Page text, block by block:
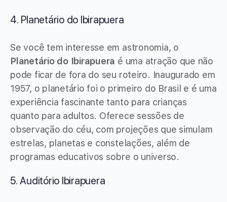
4. Planetário do Ibirapuera
Se você tem interesse em astronomia, o
Planetário do Ibirapuera é uma atração que não
pode ficar de fora do seu roteiro. Inaugurado em
1957, o planetário foi o primeiro do Brasil e é uma
experiência fascinante tanto para crianças
quanto para adultos. Oferece sessões de
observação do céu, com projeções que simulam
estrelas, planetas e constelações, além de
programas educativos sobre o universo.
5. Auditório Ibirapuera